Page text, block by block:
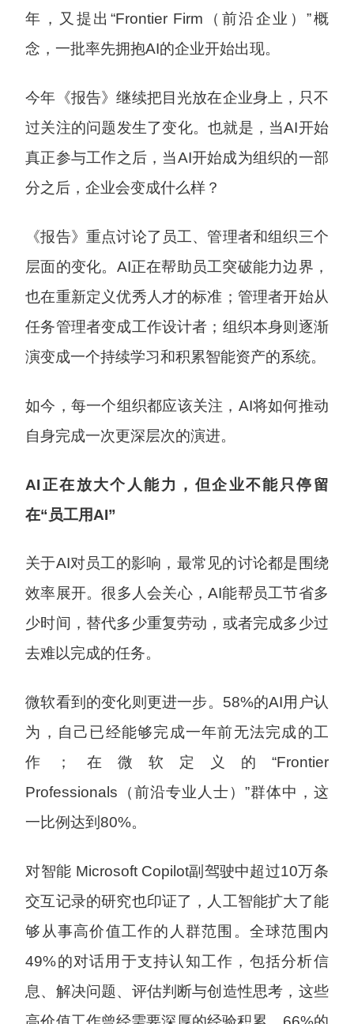
年，又提出“Frontier Firm（前沿企业）”概
念，一批率先拥抱AI的企业开始出现。
今年《报告》继续把目光放在企业身上，只不
过关注的问题发生了变化。也就是，当AI开始
真正参与工作之后，当AI开始成为组织的一部
分之后，企业会变成什么样？
《报告》重点讨论了员工、管理者和组织三个
层面的变化。AI正在帮助员工突破能力边界，
也在重新定义优秀人才的标准；管理者开始从
任务管理者变成工作设计者；组织本身则逐渐
演变成一个持续学习和积累智能资产的系统。
如今，每一个组织都应该关注，AI将如何推动
自身完成一次更深层次的演进。
AI 正在放大个人能力，但企业不能只停留
在“员工用AI”
关于AI对员工的影响，最常见的讨论都是围绕
效率展开。很多人会关心，AI能帮员工节省多
少时间，替代多少重复劳动，或者完成多少过
去难以完成的任务。
微软看到的变化则更进一步。58%的AI用户认
为，自己已经能够完成一年前无法完成的工
作；在微软定义的“Frontier
Professionals（前沿专业人士）”群体中，这
一比例达到80%。
对智能 Microsoft Copilot副驾驶中超过10万条
交互记录的研究也印证了，人工智能扩大了能
够从事高价值工作的人群范围。全球范围内
49%的对话用于支持认知工作，包括分析信
息、解决问题、评估判断与创造性思考，这些